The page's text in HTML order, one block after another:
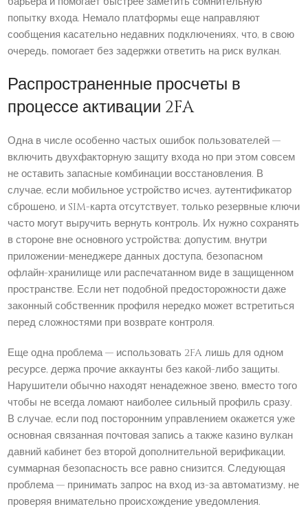
попытку входа. Немало платформы еще направляют
сообщения касательно недавних подключениях, что, в свою
очередь, помогает без задержки ответить на риск вулкан.
Распространенные просчеты в
процессе активации 2FA
Одна в числе особенно частых ошибок пользователей —
включить двухфакторную защиту входа но при этом совсем
не оставить запасные комбинации восстановления. В
случае, если мобильное устройство исчез, аутентификатор
сброшено, и SIM-карта отсутствует, только резервные ключи
часто могут выручить вернуть контроль. Их нужно сохранять
в стороне вне основного устройства: допустим, внутри
приложении-менеджере данных доступа, безопасном
офлайн-хранилище или распечатанном виде в защищенном
пространстве. Если нет подобной предосторожности даже
законный собственник профиля нередко может встретиться
перед сложностями при возврате контроля.
Еще одна проблема — использовать 2FA лишь для одном
ресурсе, держа прочие аккаунты без какой-либо защиты.
Нарушители обычно находят ненадежное звено, вместо того
чтобы не всегда ломают наиболее сильный профиль сразу.
В случае, если под посторонним управлением окажется уже
основная связанная почтовая запись а также казино вулкан
давний кабинет без второй дополнительной верификации,
суммарная безопасность все равно снизится. Следующая
проблема — принимать запрос на вход из-за автоматизму, не
проверяя внимательно происхождение уведомления.